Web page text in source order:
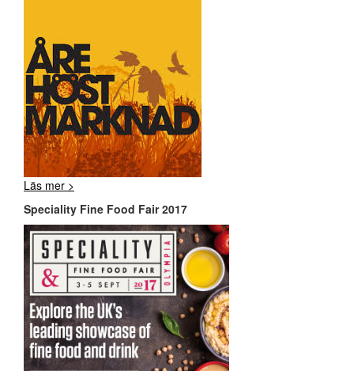
Läs mer >
Speciality Fine Food Fair 2017